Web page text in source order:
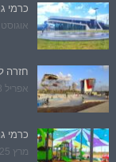
כרמי
אוגוסט 22, 2025
חזרה
אפריל 08, 2025
כרמי
מרץ 25, 2025